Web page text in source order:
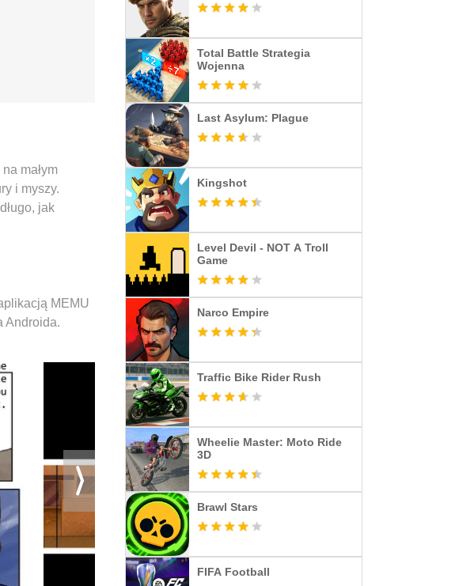
małym
i myszy.
jak
MEmu 9 to
na PC.
na tym
komputera,
MEMU
Androida.
Total Battle Strategia
Wojenna
Last Asylum: Plague
Kingshot
Level Devil - NOT A Troll
Game
Narco Empire
Traffic Bike Rider Rush
Wheelie Master: Moto Ride
3D
Brawl Stars
FIFA Football